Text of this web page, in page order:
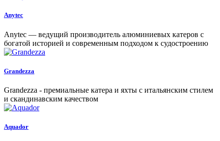
Anytec
Anytec — ведущий производитель алюминиевых катеров с
богатой историей и современным подходом к судостроению
Grandezza
Grandezza - премиальные катера и яхты с итальянским стилем
и скандинавским качеством
Aquador